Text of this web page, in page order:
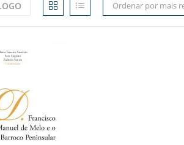
Ordenar por mais